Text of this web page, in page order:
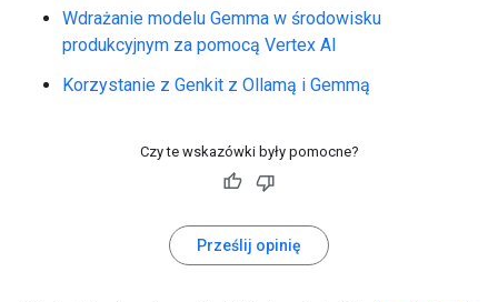
Wdrażanie modelu Gemma w środowisku
produkcyjnym za pomocą Vertex AI
Korzystanie z Genkit z Ollamą i Gemmą
Czy te wskazówki były pomocne?
Prześlij opinię